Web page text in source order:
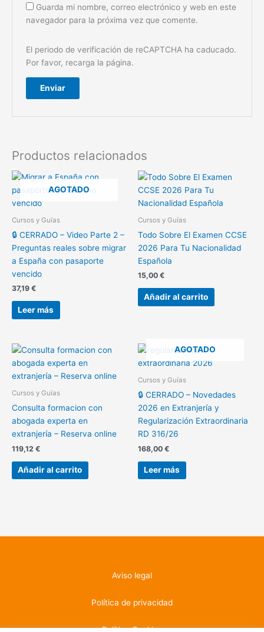
Guarda mi nombre, correo electrónico y web en este
navegador para la próxima vez que comente.
El periodo de verificación de reCAPTCHA ha caducado.
Por favor, recarga la página.
Productos relacionados
AGOTADO
Cursos y Guías
🔒 CERRADO – Video Parte 2 –
Preguntas reales sobre migrar
a España con pasaporte
vencido
37,19 €
Leer más
Cursos y Guías
Todo Sobre El Examen CCSE
2026 Para Tu Nacionalidad
Española
15,00 €
Añadir al carrito
Cursos y Guías
Consulta formacion con
abogada experta en
extranjería – Reserva online
119,12 €
Añadir al carrito
AGOTADO
Cursos y Guías
🔒 CERRADO – Novedades
2026 en Extranjería y
Regularización Extraordinaria
RD 316/26
168,00 €
Leer más
Aviso legal
Política de privacidad
Política Cookies